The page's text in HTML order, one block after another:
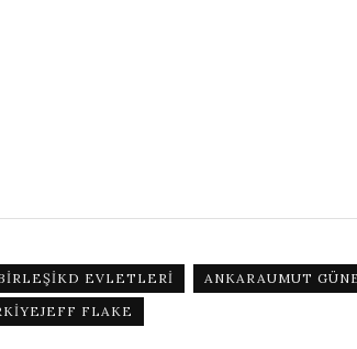
EVLETLERI ANKARAUMUT
FLAKE